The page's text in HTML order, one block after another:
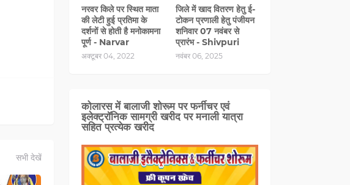
सभी देखें
नरवर किले पर स्थित माता
की लेटी हुई प्रतिमा के
दर्शनों से होती है मनोकामना
पूर्ण - Narvar
अक्टूबर 04, 2022
जिले में खाद वितरण हेतु ई-
टोकन प्रणाली हेतु पंजीयन
शनिवार 07 नवंबर से
प्रारंभ - Shivpuri
नवंबर 06, 2025
कोलारस में बालाजी शोरूम पर फर्नीचर एवं
इलेक्ट्रॉनिक सामग्री खरीद पर मनाली यात्रा
सहित प्रत्‍येक खरीद